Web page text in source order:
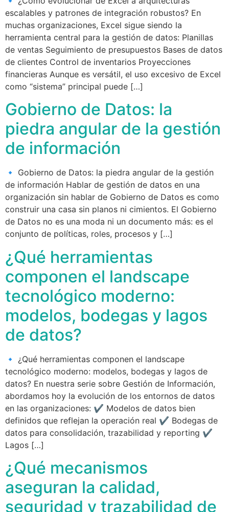
escalables y patrones de integración robustos? En
muchas organizaciones, Excel sigue siendo la
herramienta central para la gestión de datos: Planillas
de ventas Seguimiento de presupuestos Bases de datos
de clientes Control de inventarios Proyecciones
financieras Aunque es versátil, el uso excesivo de Excel
como “sistema” principal puede […]
Gobierno de Datos: la
piedra angular de la gestión
de información
🔹 Gobierno de Datos: la piedra angular de la gestión
de información Hablar de gestión de datos en una
organización sin hablar de Gobierno de Datos es como
construir una casa sin planos ni cimientos. El Gobierno
de Datos no es una moda ni un documento más: es el
conjunto de políticas, roles, procesos y […]
¿Qué herramientas
componen el landscape
tecnológico moderno:
modelos, bodegas y lagos
de datos?
🔹 ¿Qué herramientas componen el landscape
tecnológico moderno: modelos, bodegas y lagos de
datos? En nuestra serie sobre Gestión de Información,
abordamos hoy la evolución de los entornos de datos
en las organizaciones: ✔️ Modelos de datos bien
definidos que reflejan la operación real ✔️ Bodegas de
datos para consolidación, trazabilidad y reporting ✔️
Lagos […]
¿Qué mecanismos
aseguran la calidad,
seguridad y trazabilidad de